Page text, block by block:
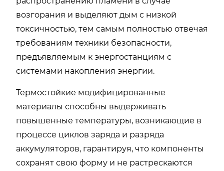
возгорания и выделяют дым с низкой
токсичностью, тем самым полностью отвечая
требованиям техники безопасности,
предъявляемым к энергостанциям с
системами накопления энергии.
Термостойкие модифицированные
материалы способны выдерживать
повышенные температуры, возникающие в
процессе циклов заряда и разряда
аккумуляторов, гарантируя, что компоненты
сохранят свою форму и не растрескаются